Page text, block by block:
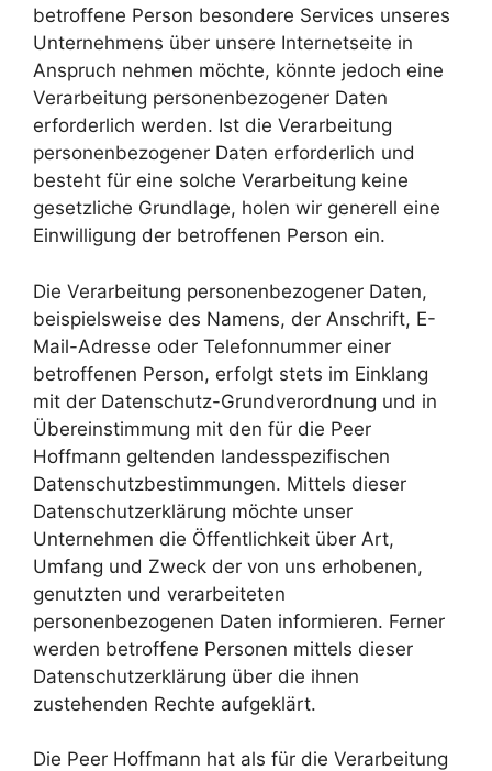
betroffene Person besondere Services unseres
Unternehmens über unsere Internetseite in
Anspruch nehmen möchte, könnte jedoch eine
Verarbeitung personenbezogener Daten
erforderlich werden. Ist die Verarbeitung
personenbezogener Daten erforderlich und
besteht für eine solche Verarbeitung keine
gesetzliche Grundlage, holen wir generell eine
Einwilligung der betroffenen Person ein.
Die Verarbeitung personenbezogener Daten,
beispielsweise des Namens, der Anschrift, E-
Mail-Adresse oder Telefonnummer einer
betroffenen Person, erfolgt stets im Einklang
mit der Datenschutz-Grundverordnung und in
Übereinstimmung mit den für die Peer
Hoffmann geltenden landesspezifischen
Datenschutzbestimmungen. Mittels dieser
Datenschutzerklärung möchte unser
Unternehmen die Öffentlichkeit über Art,
Umfang und Zweck der von uns erhobenen,
genutzten und verarbeiteten
personenbezogenen Daten informieren. Ferner
werden betroffene Personen mittels dieser
Datenschutzerklärung über die ihnen
zustehenden Rechte aufgeklärt.
Die Peer Hoffmann hat als für die Verarbeitung